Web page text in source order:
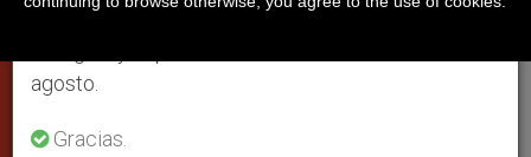
MARZO 01, 2013 00:00
h e
agosto.
Gracias.